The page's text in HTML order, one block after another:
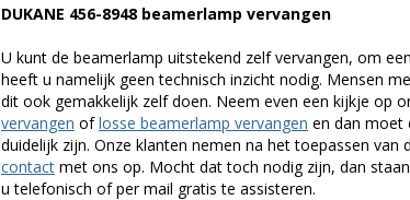
DUKANE 456-8948 beamerlamp vervangen
U kunt de beamerlamp uitstekend zelf vervangen, om
heeft u namelijk geen technisch inzicht nodig. Mensen
dit ook gemakkelijk zelf doen. Neem even een kijkje op
vervangen oflosse beamerlamp vervangen en dan moet
duidelijk zijn. Onze klanten nemen na het toepassen van
contact met ons op. Mocht dat toch nodig zijn, dan
u telefonisch of per mail gratis te assisteren.